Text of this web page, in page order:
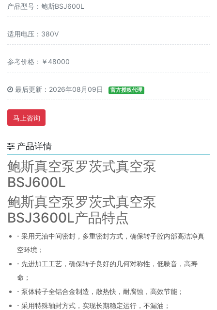
产品型号：鲍斯BSJ600L
适用电压：380V
参考价格：￥48000
最后更新：2026年08月09日 官方授权代理
马上咨询
产品详情
鲍斯真空泵罗茨式真空泵
BSJ600L
鲍斯真空泵罗茨式真空泵
BSJ3600L产品特点
· 采用无油中间密封，多重密封方式，确保转子腔内部高洁净真
空环境；
· 先进加工工艺，确保转子良好的几何对称性，低噪音，高寿
命；
· 泵体转子全铝合金制造，散热快，耐腐蚀，高效节能；
· 采用特殊轴封方式，实现长期稳定运行，不漏油；